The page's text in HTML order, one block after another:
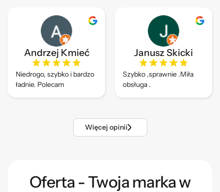
Andrzej Kmieć
Niedrogo, szybko i bardzo
ładnie. Polecam
Janusz Skicki
Szybko ,sprawnie .Miła
obsługa .
Więcej opinii
Oferta - Twoja marka w